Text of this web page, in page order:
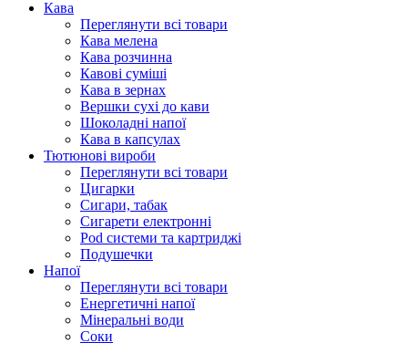
Кава
Переглянути всі товари
Кава мелена
Кава розчинна
Кавові суміші
Кава в зернах
Вершки сухі до кави
Шоколадні напої
Кава в капсулах
Тютюнові вироби
Переглянути всі товари
Цигарки
Сигари, табак
Сигарети електронні
Pod системи та картриджі
Подушечки
Напої
Переглянути всі товари
Енергетичні напої
Мінеральні води
Соки